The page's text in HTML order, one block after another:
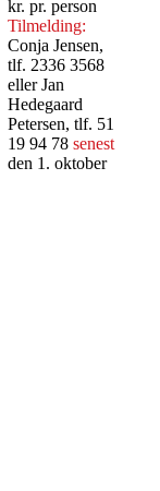
kr. pr. person
Tilmelding:
Conja Jensen,
tlf. 2336 3568
eller Jan
Hedegaard
Petersen, tlf. 51
19 94 78senest
den 1. oktober